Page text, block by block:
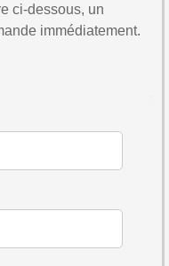
ci-dessous, un
immédiatement.